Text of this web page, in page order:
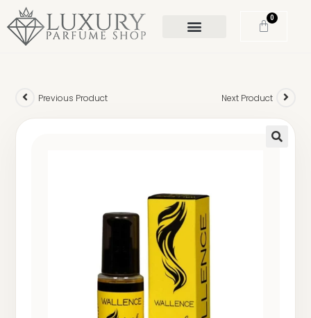
0
Previous Product Next Product